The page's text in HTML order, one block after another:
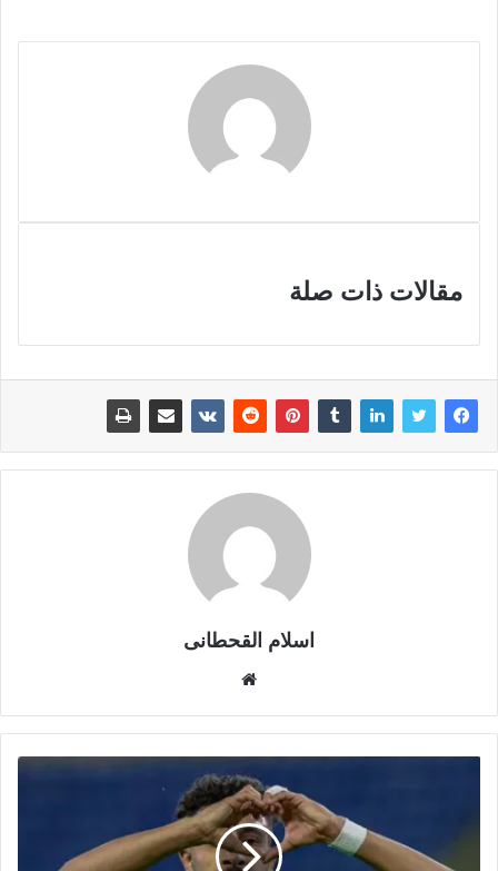
مقالات ذات صلة
اسلام القحطانى
ق
ع
ا
ل
و
ي